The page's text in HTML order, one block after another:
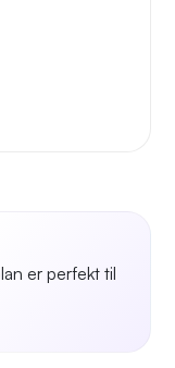
er perfekt til